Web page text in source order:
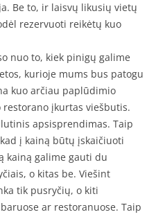
Be to, ir laisvų likusių vietų
rezervuoti reikėtų kuo
nuo to, kiek pinigų galime
kurioje mums bus patogu
kuo arčiau paplūdimio
įkurtas viešbutis.
apsisprendimas. Taip
į kainą būtų įskaičiuoti
kainą galime gauti du
o kitas be. Viešint
tik pusryčių, o kiti
ar restoranuose. Taip